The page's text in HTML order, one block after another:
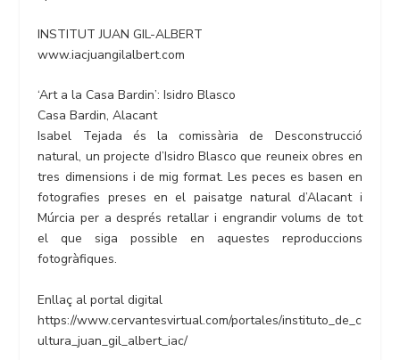
INSTITUT JUAN GIL-ALBERT
www.iacjuangilalbert.com
‘Art a la Casa Bardin’: Isidro Blasco
Casa Bardin, Alacant
Isabel Tejada és la comissària de Desconstrucció
natural, un projecte d’Isidro Blasco que reuneix obres en
tres dimensions i de mig format. Les peces es basen en
fotografies preses en el paisatge natural d’Alacant i
Múrcia per a després retallar i engrandir volums de tot
el que siga possible en aquestes reproduccions
fotogràfiques.
Enllaç al portal digital
https://www.cervantesvirtual.com/portales/instituto_de_c
ultura_juan_gil_albert_iac/